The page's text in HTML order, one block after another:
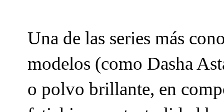
Una de las series más
modelos (como Dasha
o polvo brillante, en